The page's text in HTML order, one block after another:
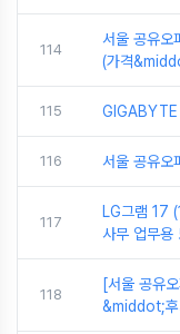
114
서울 공유오
(가격
115
116 서울 공유오
117
LG그램 17
사무 업무용
118
[서울 공유
&middot;후